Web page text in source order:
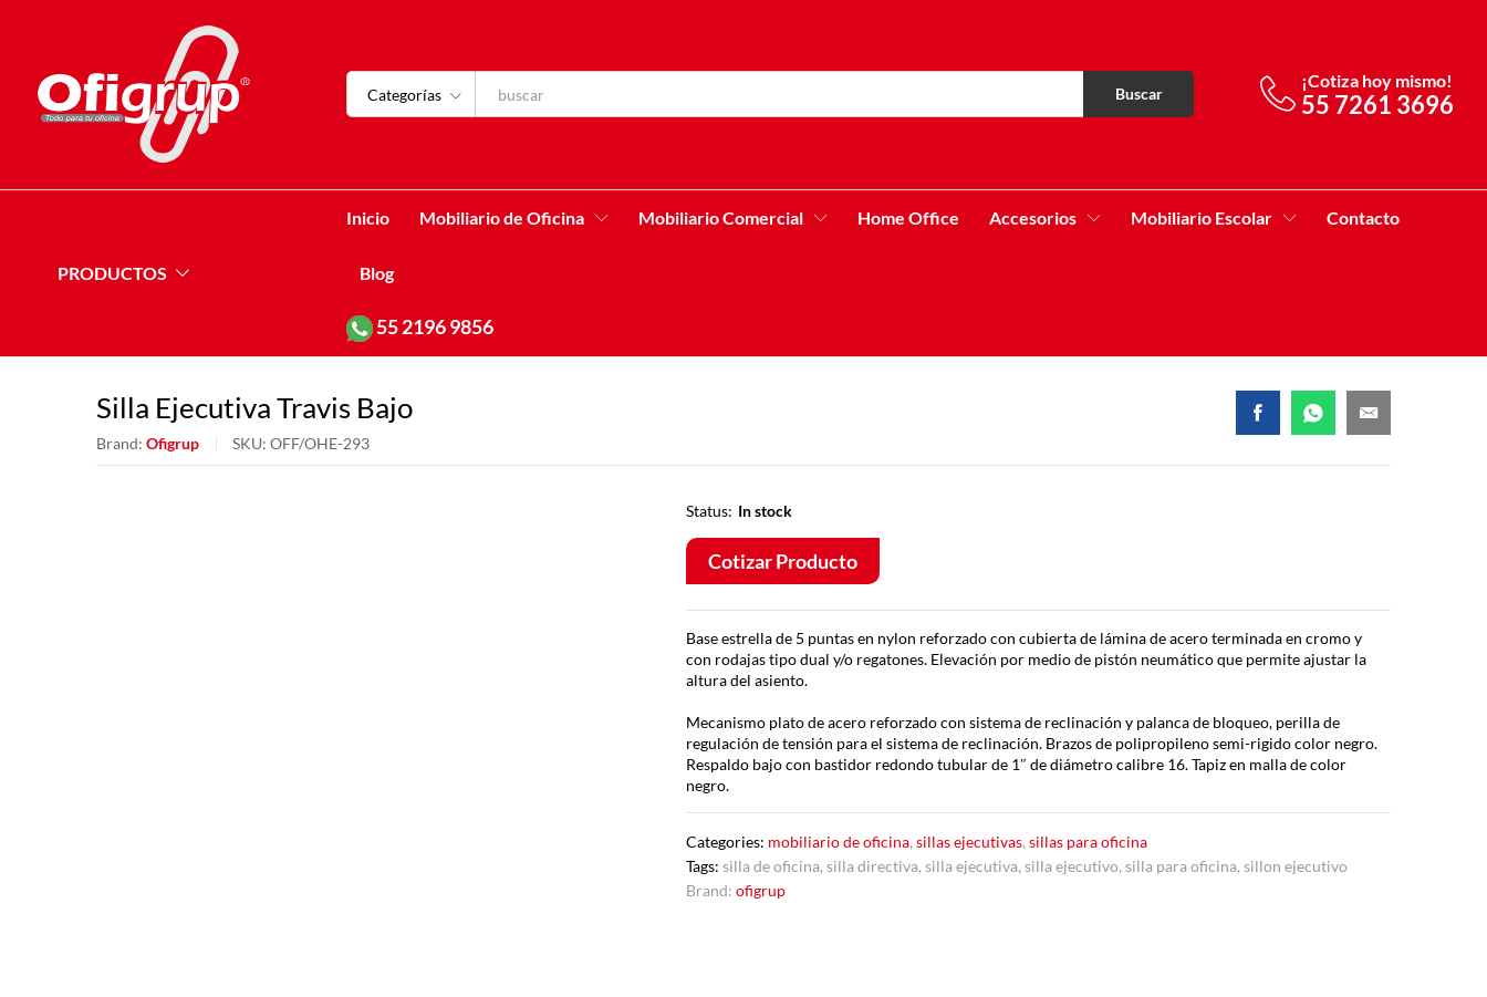
Categorías Buscar
¡Cotiza hoy mismo!
55 7261 3696
PRODUCTOS
Inicio Mobiliario de Oficina Mobiliario Comercial Home Office Accesorios Mobiliario Escolar Contacto
Blog
552196 9856
Silla Ejecutiva Travis Bajo
Brand: Ofigrup SKU: OFF/OHE-293
Status: In stock
Cotizar Producto
Base estrella de 5 puntas en nylon reforzado con cubierta de lámina de acero terminada en cromo y
con rodajas tipo dual y/o regatones. Elevación por medio de pistón neumático que permite ajustar la
altura del asiento.
Mecanismo plato de acero reforzado con sistema de reclinación y palanca de bloqueo, perilla de
regulación de tensión para el sistema de reclinación. Brazos de polipropileno semi-rigido color negro.
Respaldo bajo con bastidor redondo tubular de 1″ de diámetro calibre 16. Tapiz en malla de color
negro.
Categories: mobiliario de oficina,sillas ejecutivas,sillas para oficina
Tags:silla de oficina,silla directiva,silla ejecutiva,silla ejecutivo,silla para oficina,sillon ejecutivo
Brand:ofigrup